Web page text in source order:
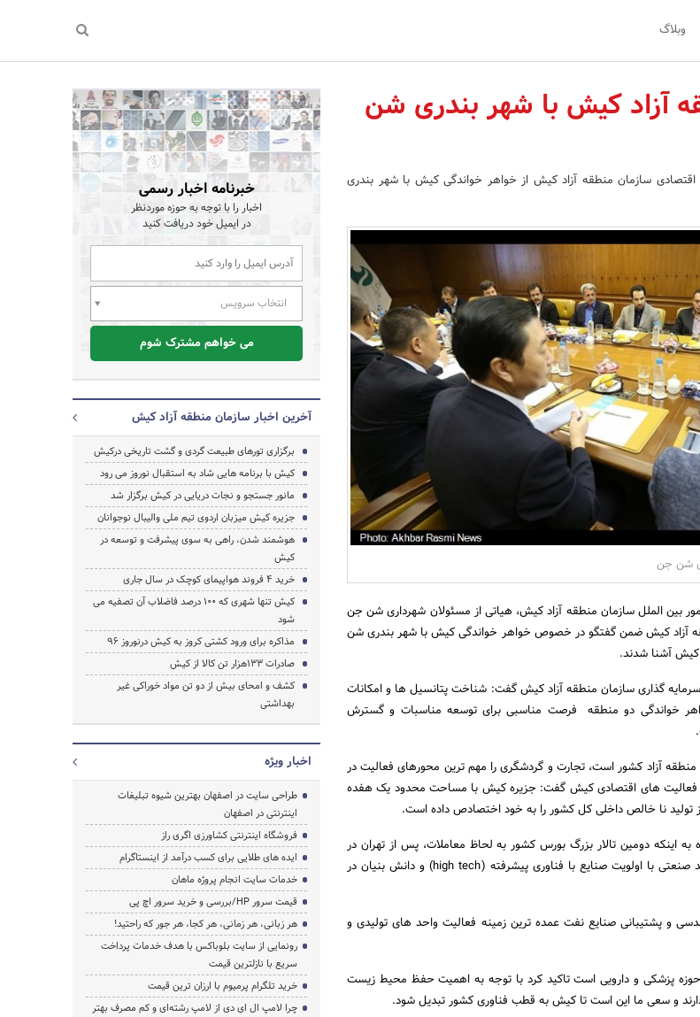
وبلاگ
آزاد کیش با شهر بندری شن
اقتصادی سازمان منطقه آزاد کیش از خواهر خواندگی کیش با شهر بندری
شن جن
بین الملل سازمان منطقه آزاد کیش، هیاتی از مسئولان شهرداری شن جن
آزاد کیش ضمن گفتگو در خصوص خواهر خواندگی کیش با شهر بندری شن
کیش آشنا شدند.
گذاری سازمان منطقه آزاد کیش گفت: شناخت پتانسیل ها و امکانات
خواندگی دو منطقه فرصت مناسبی برای توسعه مناسبات و گسترش
آزاد کشور است، تجارت و گردشگری را مهم ترین محورهای فعالیت در
های اقتصادی کیش گفت: جزیره کیش با مساحت محدود یک هفده
اینکه دومین تالار بزرگ بورس کشور به لحاظ معاملات، پس از تهران در
جزیره کیش قرار دارد، گفت: بیش از 400 واحد صنعتی با اولویت صنایع با فناوری پیشرفته (high tech) و دانش بنیان در
و پشتیبانی صنایع نفت عمده ترین زمینه فعالیت واحد های تولیدی و
کیش در حوزه پزشکی و دارویی است تاکید کرد با توجه به اهمیت حفظ محیط زیست
و سعی ما این است تا کیش به قطب فناوری کشور تبدیل شود.
خبرنامه اخبار رسمی
اخبار را با توجه به حوزه موردنظر
در ایمیل خود دریافت کنید
انتخاب سرویس
می خواهم مشترک شوم
آخرین اخبار سازمان منطقه آزاد کیش
برگزاری تورهای طبیعت گردی و گشت تاریخی درکیش
کیش با برنامه هایی شاد به استقبال نوروز می رود
مانور جستجو و نجات دریایی در کیش برگزار شد
جزیره کیش میزبان اردوی تیم ملی والیبال نوجوانان
هوشمند شدن، راهی به سوی پیشرفت و توسعه در
کیش
خرید 4 فروند هواپیمای کوچک در سال جاری
کیش تنها شهری که 100 درصد فاضلاب آن تصفیه می
شود
مذاکره برای ورود کشتی کروز به کیش درنوروز 96
صادرات 133هزار تن کالا از کیش
کشف و امحای بیش از دو تن مواد خوراکی غیر
بهداشتی
اخبار ویژه
طراحی سایت در اصفهان بهترین شیوه تبلیغات
اینترنتی در اصفهان
فروشگاه اینترنتی کشاورزی اگری راز
ایده های طلایی برای کسب درآمد از اینستاگرام
خدمات سایت انجام پروژه ماهان
قیمت سرور HP/بررسی و خرید سرور اچ پی
هر زبانی، هر زمانی، هر کجا، هر جور که راحتید!
رونمایی از سایت بلوباکس با هدف خدمات پرداخت
سریع با نازلترین قیمت
خرید تلگرام پرمیوم با ارزان ترین قیمت
چرا لامپ ال ای دی از لامپ رشته‌ای و کم مصرف بهتر